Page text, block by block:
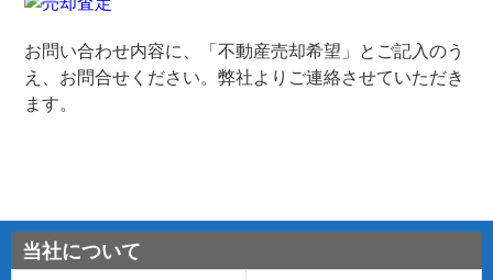
お問い合わせ内容に、「不動産売却希望」とご記入のう
え、お問合せください。弊社よりご連絡させていただき
ます。
当社について